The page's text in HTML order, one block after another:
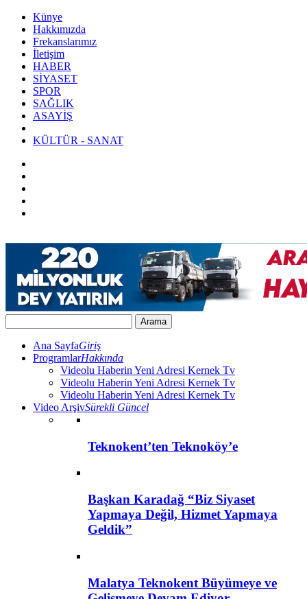
Künye
Hakkımızda
Frekanslarımız
İletişim
HABER
SİYASET
SPOR
SAĞLIK
ASAYİŞ
KÜLTÜR - SANAT
Ana SayfaGiriş
ProgramlarHakkında
Videolu Haberin Yeni Adresi Kernek Tv
Videolu Haberin Yeni Adresi Kernek Tv
Videolu Haberin Yeni Adresi Kernek Tv
Video ArşivSürekli Güncel
Teknokent’ten Teknoköy’e
Başkan Karadağ “Biz Siyaset
Yapmaya Değil, Hizmet Yapmaya
Geldik”
Malatya Teknokent Büyümeye ve